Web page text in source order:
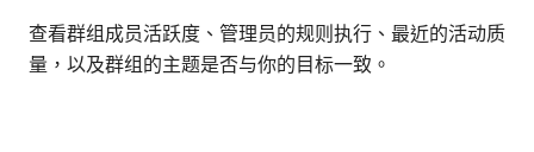
查看群组成员活跃度、管理员的规则执行、最近的活动质
量，以及群组的主题是否与你的目标一致。